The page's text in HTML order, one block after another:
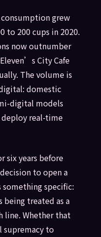
grew
to 200 cups in 2020.
now outnumber
City Cafe
The volume is
domestic
digital models
real-time
six years before
to open a
something specific:
treated as a
line. Whether that
to